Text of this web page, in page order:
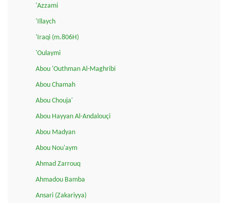
'Azzami
'Illaych
'Iraqi (m.806H)
'Oulaymi
Abou 'Outhman Al-Maghribi
Abou Chamah
Abou Chouja'
Abou Hayyan Al-Andalouçi
Abou Madyan
Abou Nou'aym
Ahmad Zarrouq
Ahmadou Bamba
Ansari (Zakariyya)